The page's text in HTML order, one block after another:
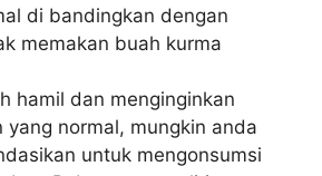
di bandingkan dengan
memakan buah kurma
hamil dan menginginkan
yang normal, mungkin anda
untuk mengonsumsi